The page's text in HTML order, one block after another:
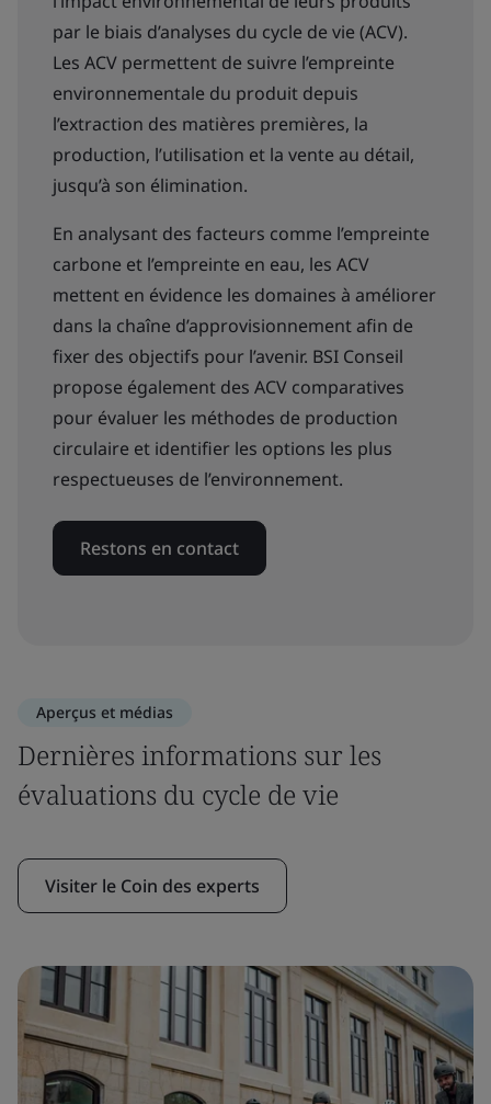
par le biais d’analyses du cycle de vie (ACV).
Les ACV permettent de suivre l’empreinte
environnementale du produit depuis
l’extraction des matières premières, la
production, l’utilisation et la vente au détail,
jusqu’à son élimination.
En analysant des facteurs comme l’empreinte
carbone et l’empreinte en eau, les ACV
mettent en évidence les domaines à améliorer
dans la chaîne d’approvisionnement afin de
fixer des objectifs pour l’avenir. BSI Conseil
propose également des ACV comparatives
pour évaluer les méthodes de production
circulaire et identifier les options les plus
respectueuses de l’environnement.
Restons en contact
Aperçus et médias
Dernières informations sur les
évaluations du cycle de vie
Visiter le Coin des experts